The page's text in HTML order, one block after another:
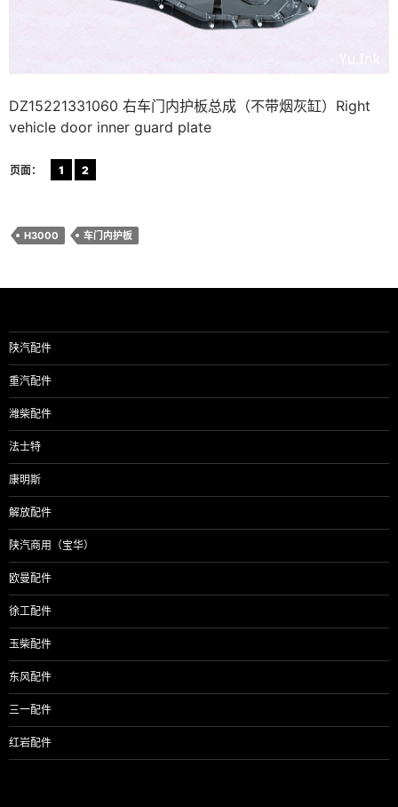
DZ15221331060 右车门内护板总成（不带烟灰缸）Right
vehicle door inner guard plate
页面： 1 2
H3000 车门内护板
陕汽配件
重汽配件
潍柴配件
法士特
康明斯
解放配件
陕汽商用（宝华）
欧曼配件
徐工配件
玉柴配件
东风配件
三一配件
红岩配件